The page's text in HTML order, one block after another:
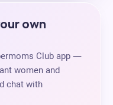
own
Club app —
women and
chat with